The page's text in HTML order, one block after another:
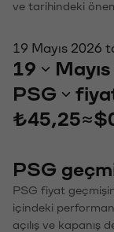
ve tarihindeki
19 Mayıs 2026
19 Mayıs
PSG
₺45,25≈
PSG
PSG fiyat
içindeki
açılış ve kapanış